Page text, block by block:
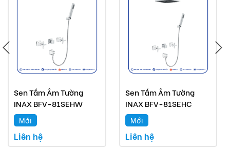
Hoàn tiền nếu phát hiện hàng giả, hàng nhái.
Dịch vụ nhanh chóng, tiết kiệm thời gian và tiền bạc
cho khách hàng.
Sen Tắm Âm Tường
INAX BFV-81SEHW
Mới
Liên hệ
Sen Tắm Âm Tường
INAX BFV-81SEHC
Mới
Liên hệ